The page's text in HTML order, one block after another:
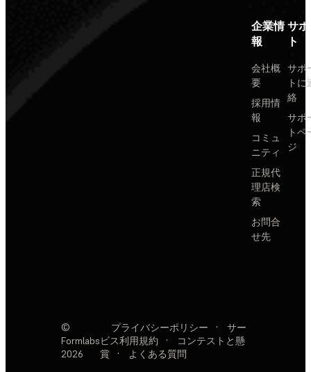
企業情
報
会社概
要
採用情
報
コミュ
ニティ
正規代
理店検
索
お問合
せ先
サ
ト
サポ
トに
絡
サポ
トペ
ジ
©
Formlabs
2026
プライバシーポリシー ·
サー
ビス利用規約
·
コンテストと懸
賞
· よくある質問